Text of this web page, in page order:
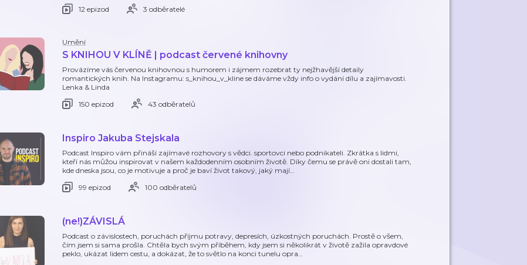
12 epizod
3 odběratelé
Umění
S KNIHOU V KLÍNĚ | podcast červené knihovny
Provázíme vás červenou knihovnou s humorem i zájmem rozebrat ty nejžhavější detaily
romantických knih. Na Instagramu: s_knihou_v_kline se dáváme vždy info o vydání dílu a zajímavosti.
Lenka & Linda
150 epizod
43 odběratelů
Inspiro Jakuba Stejskala
Podcast Inspiro vám přináší zajímavé rozhovory s vědci. sportovci nebo podnikateli. Zkrátka s lidmi,
kteří nás můžou inspirovat v našem každodenním osobním životě. Díky čemu se právě oni dostali tam,
kde dneska jsou, co je motivuje a proč je baví život takový, jaký mají…
99 epizod
100 odběratelů
(ne!)ZÁVISLÁ
Podcast o závislostech, poruchách příjmu potravy, depresích, úzkostných poruchách. Prostě o všem,
čím jsem si sama prošla. Chtěla bych svým příběhem, kdy jsem si několikrát v životě zažila opravdové
peklo, ukázat lidem cestu, a dokázat, že to světlo na konci tunelu opra…